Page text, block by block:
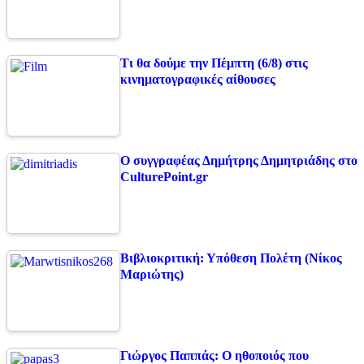
Τι θα δούμε την Πέμπτη (6/8) στις
κινηματογραφικές αίθουσες
Ο συγγραφέας Δημήτρης Δημητριάδης στο
CulturePoint.gr
Βιβλιοκριτική: Υπόθεση Πολέτη (Νίκος
Μαριώτης)
Γιώργος Παππάς: Ο ηθοποιός που